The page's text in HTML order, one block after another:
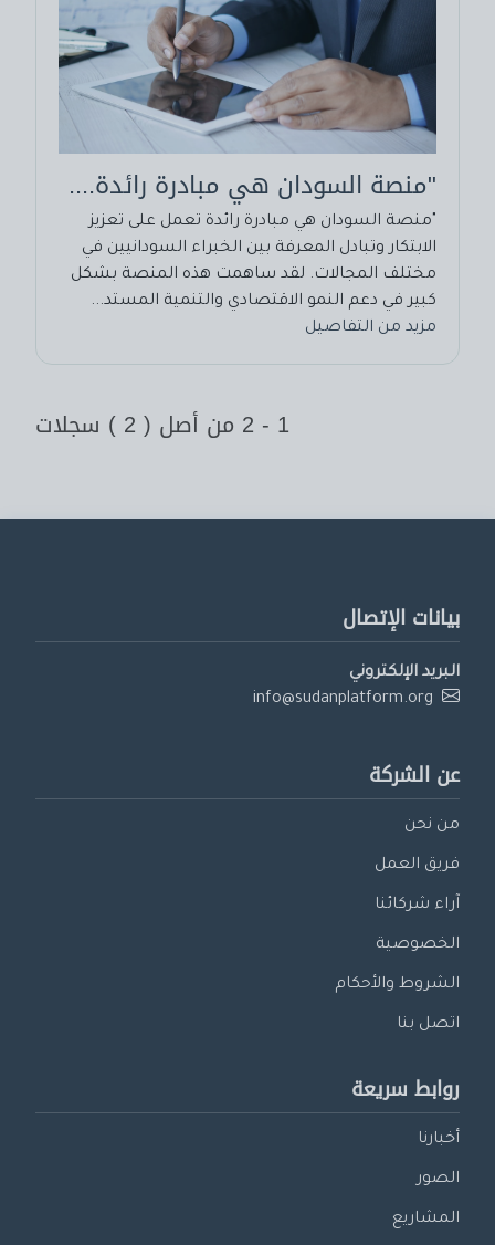
"منصة السودان هي مبادرة رائدة....
"منصة السودان هي مبادرة رائدة تعمل على تعزيز
الابتكار وتبادل المعرفة بين الخبراء السودانيين في
مختلف المجالات. لقد ساهمت هذه المنصة بشكل
كبير في دعم النمو الاقتصادي والتنمية المستد...
مزيد من التفاصيل
1 - 2 من أصل ( 2 ) سجلات
اشترك
بيانات الإتصال
البريد الإلكتروني
info@sudanplatform.org
عن الشركة
من نحن
فريق العمل
آراء شركائنا
الخصوصية
الشروط والأحكام
اتصل بنا
روابط سريعة
أخبارنا
الصور
المشاريع